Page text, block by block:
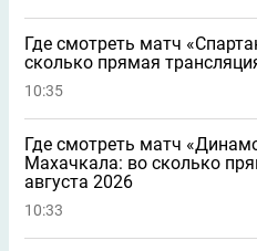
Где смотреть матч
сколько прямая
10:35
Где смотреть матч
Махачкала: во сколько
августа 2026
10:33